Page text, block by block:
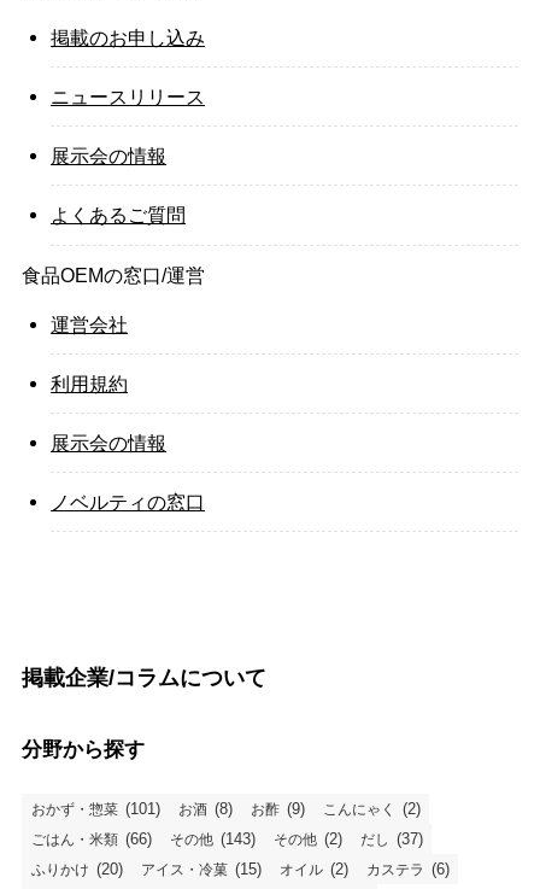
掲載のお申し込み
ニュースリリース
展示会の情報
よくあるご質問
食品OEMの窓口/運営
運営会社
利用規約
展示会の情報
ノベルティの窓口
掲載企業/コラムについて
分野から探す
おかず・惣菜 (101) お酒 (8) お酢 (9) こんにゃく (2)
ごはん・米類 (66) その他 (143) その他 (2) だし (37)
ふりかけ (20) アイス・冷菓 (15) オイル (2) カステラ (6)